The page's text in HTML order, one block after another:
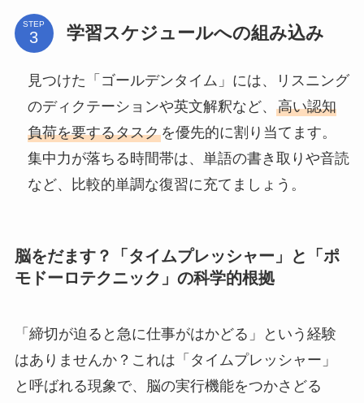
STEP 学習スケジュールへの組み込み
見つけた「ゴールデンタイム」には、リスニング
のディクテーションや英文解釈など、 高い認知
負荷を要するタスクを優先的に割り当てます。
集中力が落ちる時間帯は、単語の書き取りや音読
など、比較的単調な復習に充てましょう。
脳をだます？「タイムプレッシャー」と「ポ
モドーロテクニック」の科学的根拠
「締切が迫ると急に仕事がはかどる」という経験
はありませんか？これは「タイムプレッシャー」
と呼ばれる現象で、脳の実行機能をつかさどる